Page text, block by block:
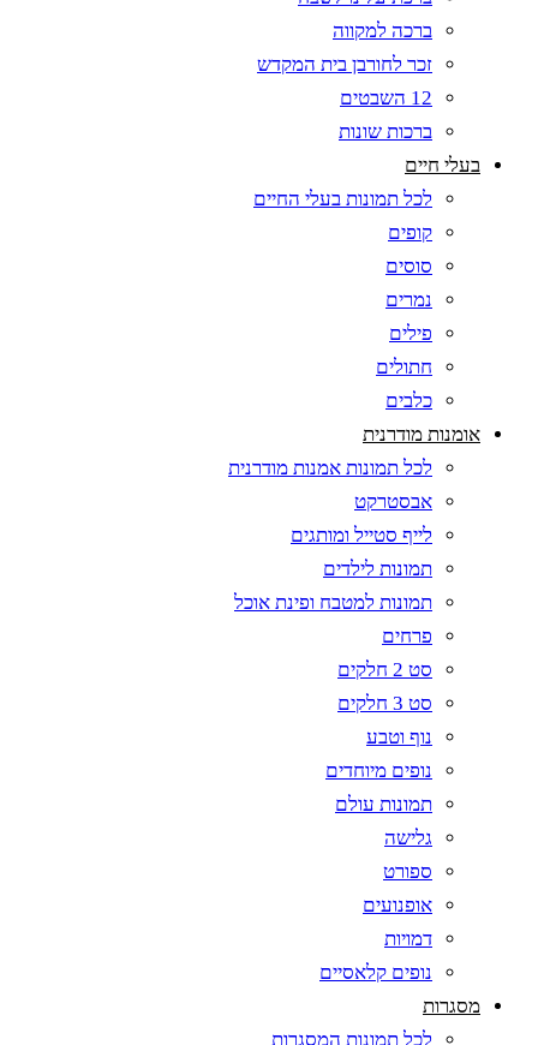
ברכה למקווה
זכר לחורבן בית המקדש
ברכות שונות
בעלי חיים
לכל תמונות בעלי החיים
קופים
סוסים
נמרים
פילים
חתולים
כלבים
אומנות מודרנית
לכל תמונות אמנות מודרנית
אבסטרקט
לייף סטייל ומותגים
תמונות לילדים
תמונות למטבח ופינת אוכל
פרחים
נוף וטבע
נופים מיוחדים
תמונות עולם
גלישה
ספורט
אופנועים
דמויות
נופים קלאסיים
מסגרות
לכל תמונות המסגרות